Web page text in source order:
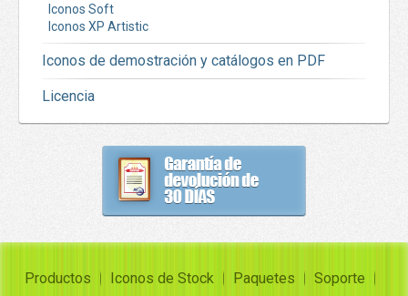
Iconos Soft
Iconos XP Artistic
Iconos de demostración y catálogos en PDF
Licencia
Productos Iconos de Stock Paquetes
Soporte